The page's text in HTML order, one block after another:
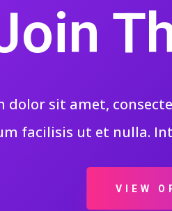
dolor sit amet,
facilisis ut et nulla.
VIEW